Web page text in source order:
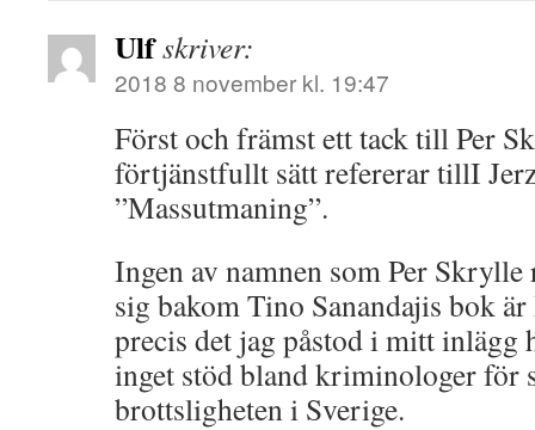
Ulfskriver:
2018 8 november kl. 19:47
Först och främst ett tack till Per
förtjänstfullt sätt refererar tillI
”Massutmaning”.
Ingen av namnen som Per
sig bakom Tino Sanandajis bok
precis det jag påstod i mitt inlägg
inget stöd bland kriminologer för
brottsligheten i Sverige.